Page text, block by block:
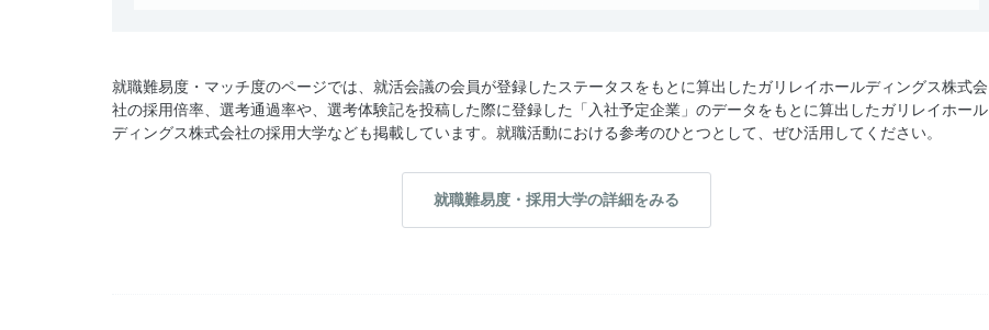
就職難易度・マッチ度のページでは、就活会議の会員が登録したステータスをもとに算出したガリレイホールディングス株式会
社の採用倍率、選考通過率や、選考体験記を投稿した際に登録した「入社予定企業」のデータをもとに算出したガリレイホール
ディングス株式会社の採用大学なども掲載しています。就職活動における参考のひとつとして、ぜひ活用してください。
就職難易度・採用大学の詳細をみる